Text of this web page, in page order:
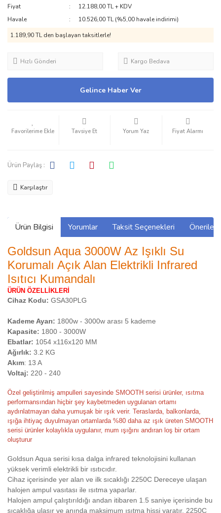
Fiyat
12.188,00 TL + KDV
Havale
10.526,00 TL (%5,00 havale indirimi)
1.189,90 TL den başlayan taksitlerle!
Hızlı Gönderi Kargo Bedava
Gelince Haber Ver
Tavsiye Et Yorum Yaz Fiyat Alarmı
Ürün Paylaş :
Karşılaştır
Ürün Bilgisi Yorumlar Taksit Seçenekleri
Goldsun Aqua 3000W Az Işıklı Su
Korumalı Açık Alan Elektrikli Infrared
Isıtıcı Kumandalı
ÜRÜN ÖZELLİKLERİ
Cihaz Kodu: GSA30PLG
Kademe Ayarı: 1800w - 3000w arası 5 kademe
Kapasite: 1800 - 3000W
Ebatlar: 1054 x116x120 MM
Ağırlık: 3.2 KG
Akım: 13 A
Voltaj: 220 - 240
Özel geliştirilmiş ampulleri sayesinde SMOOTH serisi ürünler, ısıtma
performansından hiçbir şey kaybetmeden uygulanan ortamı
aydınlatmayan daha yumuşak bir ışık verir. Teraslarda, balkonlarda,
ışığa ihtiyaç duyulmayan ortamlarda %80 daha az ışık üreten SMOOTH
serisi ürünler kolaylıkla uygulanır, mum ışığını andıran loş bir ortam
oluşturur
Goldsun Aqua serisi kısa dalga infrared teknolojisini kullanan
yüksek verimli elektrikli bir ısıtıcıdır.
Cihaz içerisinde yer alan ve ilk sıcaklığı 2250C Dereceye ulaşan
halojen ampul vasıtası ile ısıtma yaparlar.
Halojen ampul çalıştırıldığı andan itibaren 1.5 saniye içerisinde bu
sıcaklığa ulaşır ve anında maksimum ısıtma hissi yaratır. 2250C